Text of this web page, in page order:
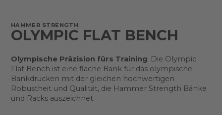
HAMMER STRENGTH
OLYMPIC FLAT BENCH
Olympische Präzision fürs Training: Die Olympic
Flat Bench ist eine flache Bank für das olympische
Bankdrücken mit der gleichen hochwertigen
Robustheit und Qualität, die Hammer Strength Bänke
und Racks auszeichnet.